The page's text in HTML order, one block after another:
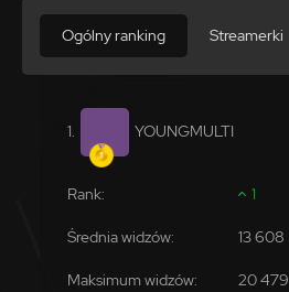
Ogólny ranking Streamerki
YOUNGMULTI
1
13 608
20 479